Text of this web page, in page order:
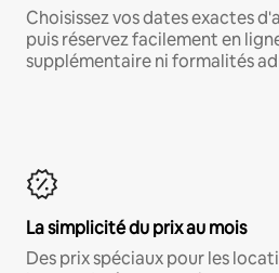
Choisissez vos dates exactes
puis réservez facilement en
supplémentaire ni formalités
La simplicité du prix au mois
Des prix spéciaux pour les